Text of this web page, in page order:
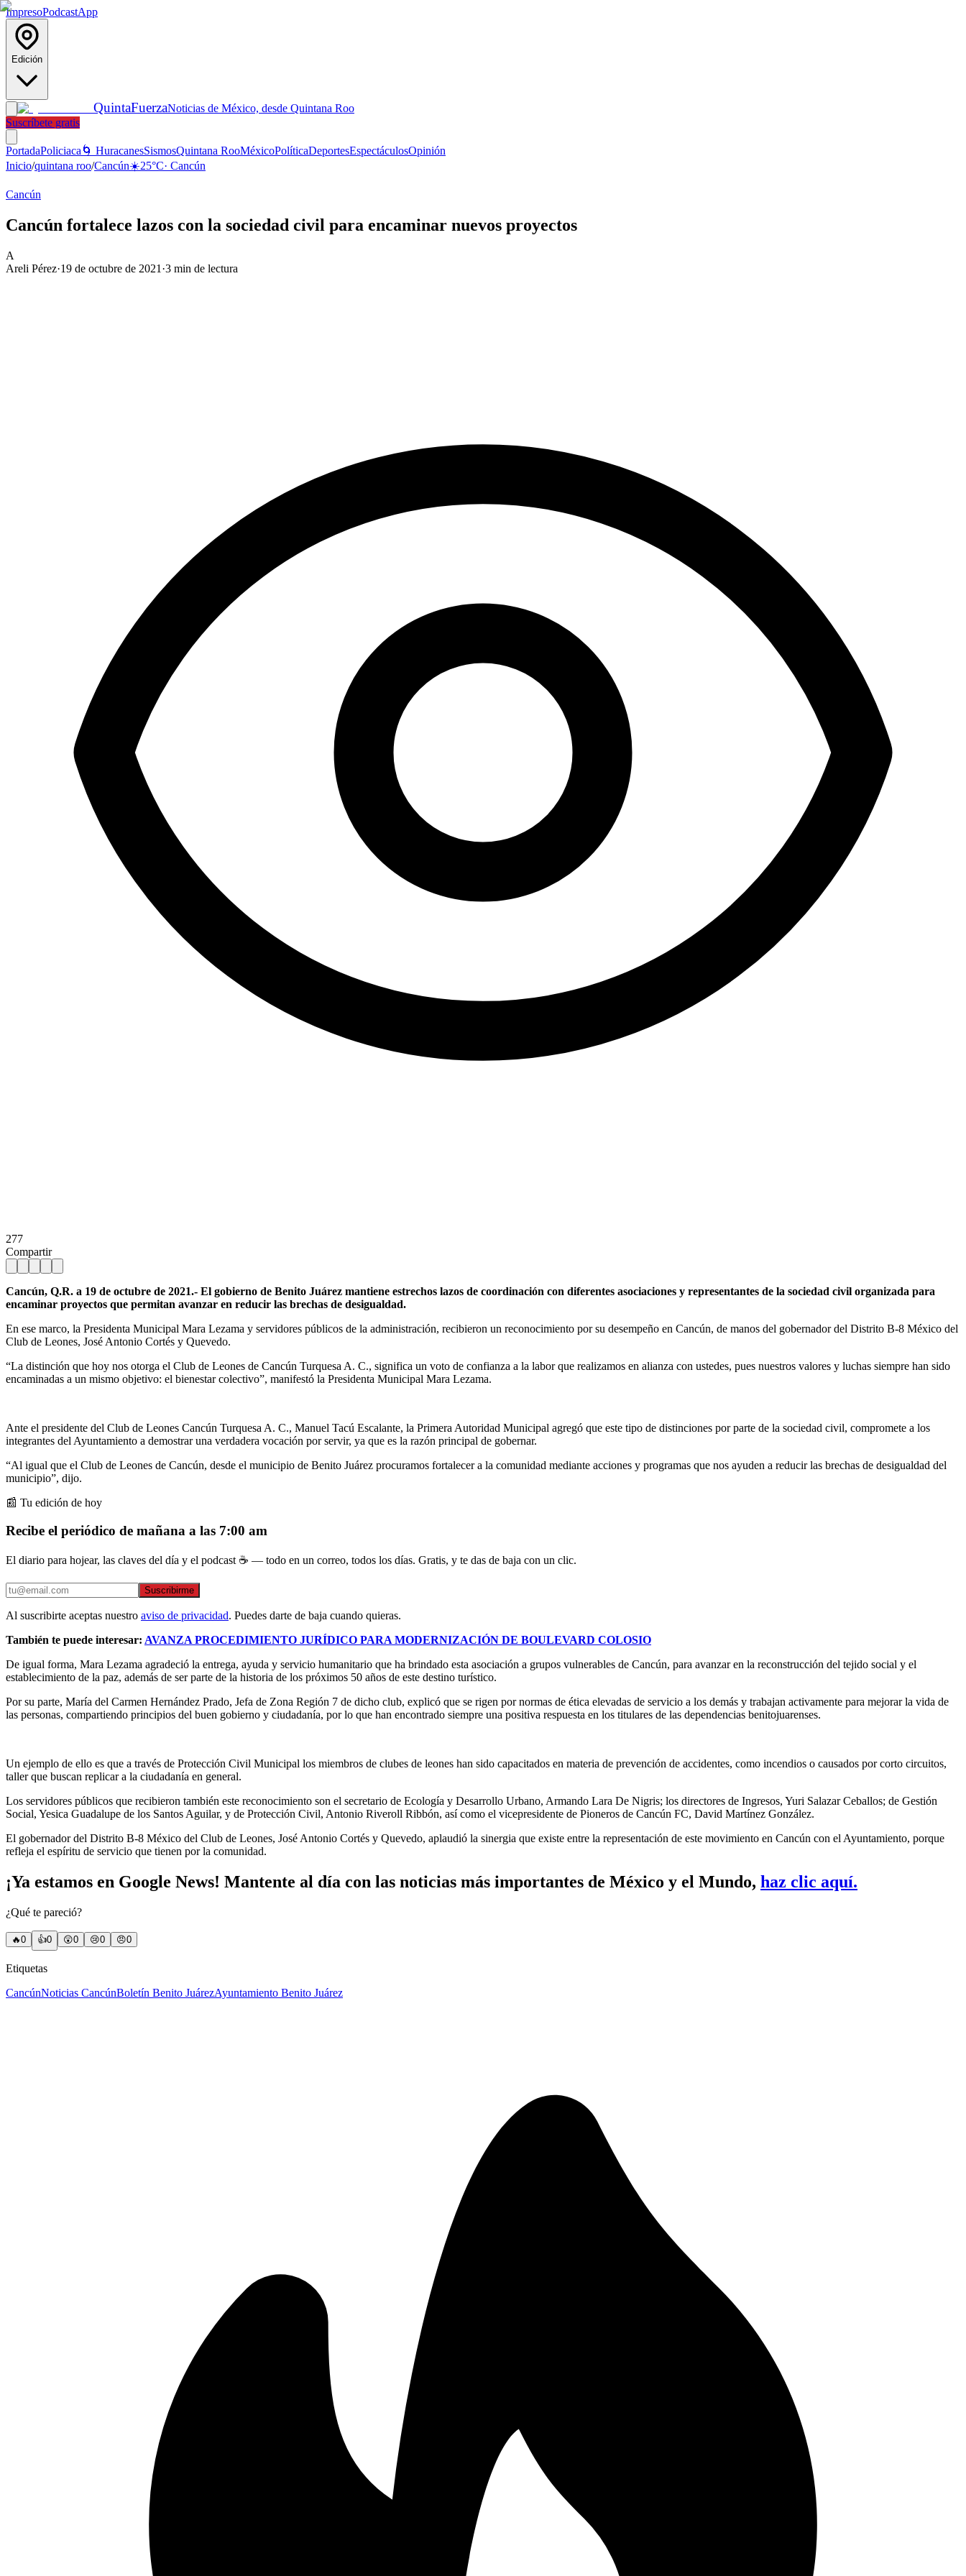
ImpresoPodcastApp
Edición
QuintaFuerzaNoticias de México, desde Quintana Roo
Suscríbete gratis
PortadaPoliciaca 🌀 HuracanesSismosQuintana RooMéxicoPolíticaDeportesEspectáculosOpinión
Inicio/quintana roo/Cancún☀️25°C· Cancún
Cancún
Cancún fortalece lazos con la sociedad civil para encaminar nuevos proyectos
A
Areli Pérez·19 de octubre de 2021 ·3 min de lectura
277
Compartir
Cancún, Q.R. a 19 de octubre de 2021.- El gobierno de Benito Juárez mantiene estrechos lazos de coordinación con diferentes asociaciones y representantes de la sociedad civil organizada para
encaminar proyectos que permitan avanzar en reducir las brechas de desigualdad.
En ese marco, la Presidenta Municipal Mara Lezama y servidores públicos de la administración, recibieron un reconocimiento por su desempeño en Cancún, de manos del gobernador del Distrito B-8 México del
Club de Leones, José Antonio Cortés y Quevedo.
“La distinción que hoy nos otorga el Club de Leones de Cancún Turquesa A. C., significa un voto de confianza a la labor que realizamos en alianza con ustedes, pues nuestros valores y luchas siempre han sido
encaminadas a un mismo objetivo: el bienestar colectivo”, manifestó la Presidenta Municipal Mara Lezama.
Ante el presidente del Club de Leones Cancún Turquesa A. C., Manuel Tacú Escalante, la Primera Autoridad Municipal agregó que este tipo de distinciones por parte de la sociedad civil, compromete a los
integrantes del Ayuntamiento a demostrar una verdadera vocación por servir, ya que es la razón principal de gobernar.
“Al igual que el Club de Leones de Cancún, desde el municipio de Benito Juárez procuramos fortalecer a la comunidad mediante acciones y programas que nos ayuden a reducir las brechas de desigualdad del
municipio”, dijo.
📰 Tu edición de hoy
Recibe el periódico de mañana a las 7:00 am
El diario para hojear, las claves del día y el podcast ☕ — todo en un correo, todos los días. Gratis, y te das de baja con un clic.
Suscribirme
Al suscribirte aceptas nuestro aviso de privacidad. Puedes darte de baja cuando quieras.
También te puede interesar: AVANZA PROCEDIMIENTO JURÍDICO PARA MODERNIZACIÓN DE BOULEVARD COLOSIO
De igual forma, Mara Lezama agradeció la entrega, ayuda y servicio humanitario que ha brindado esta asociación a grupos vulnerables de Cancún, para avanzar en la reconstrucción del tejido social y el
establecimiento de la paz, además de ser parte de la historia de los próximos 50 años de este destino turístico.
Por su parte, María del Carmen Hernández Prado, Jefa de Zona Región 7 de dicho club, explicó que se rigen por normas de ética elevadas de servicio a los demás y trabajan activamente para mejorar la vida de
las personas, compartiendo principios del buen gobierno y ciudadanía, por lo que han encontrado siempre una positiva respuesta en los titulares de las dependencias benitojuarenses.
Un ejemplo de ello es que a través de Protección Civil Municipal los miembros de clubes de leones han sido capacitados en materia de prevención de accidentes, como incendios o causados por corto circuitos,
taller que buscan replicar a la ciudadanía en general.
Los servidores públicos que recibieron también este reconocimiento son el secretario de Ecología y Desarrollo Urbano, Armando Lara De Nigris; los directores de Ingresos, Yuri Salazar Ceballos; de Gestión
Social, Yesica Guadalupe de los Santos Aguilar, y de Protección Civil, Antonio Riveroll Ribbón, así como el vicepresidente de Pioneros de Cancún FC, David Martínez González.
El gobernador del Distrito B-8 México del Club de Leones, José Antonio Cortés y Quevedo, aplaudió la sinergia que existe entre la representación de este movimiento en Cancún con el Ayuntamiento, porque
refleja el espíritu de servicio que tienen por la comunidad.
¡Ya estamos en Google News! Mantente al día con las noticias más importantes de México y el Mundo, haz clic aquí.
¿Qué te pareció?
🔥0 👍0 😲0 😢0 😠0
Etiquetas
CancúnNoticias CancúnBoletín Benito JuárezAyuntamiento Benito Juárez